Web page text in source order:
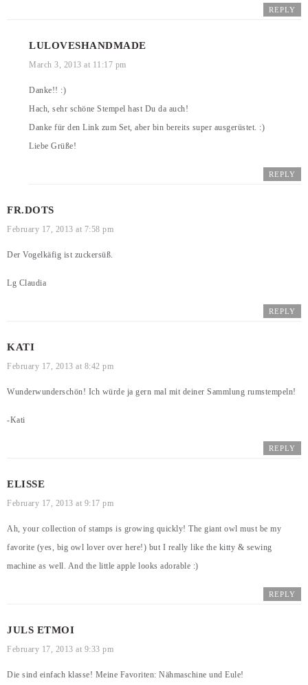
REPLY
LULOVESHANDMADE
March 3, 2013 at 11:17 pm
Danke!! :)
Hach, sehr schöne Stempel hast Du da auch!
Danke für den Link zum Set, aber bin bereits super ausgerüstet. :)
Liebe Grüße!
REPLY
FR.DOTS
February 17, 2013 at 7:58 pm
Der Vogelkäfig ist zuckersüß.
Lg Claudia
REPLY
KATI
February 17, 2013 at 8:42 pm
Wunderwunderschön! Ich würde ja gern mal mit deiner Sammlung rumstempeln!
-Kati
REPLY
ELISSE
February 17, 2013 at 9:17 pm
Ah, your collection of stamps is growing quickly! The giant owl must be my
favorite (yes, big owl lover over here!) but I really like the kitty & sewing
machine as well. And the little apple looks adorable :)
REPLY
JULS ETMOI
February 17, 2013 at 9:33 pm
Die sind einfach klasse! Meine Favoriten: Nähmaschine und Eule!